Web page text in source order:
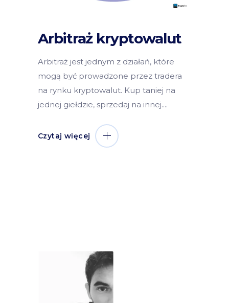
Arbitraż kryptowalut
Arbitraż jest jednym z działań, które
mogą być prowadzone przez tradera
na rynku kryptowalut. Kup taniej na
jednej giełdzie, sprzedaj na innej.
Czytaj więcej